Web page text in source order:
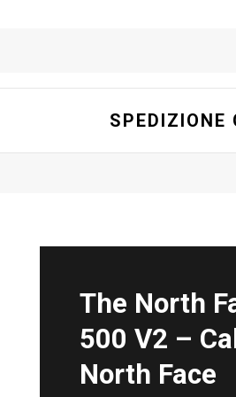
SPEDIZIONE
The North
500 V2 –
North Face